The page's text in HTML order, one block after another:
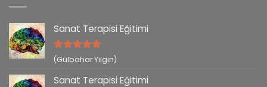
Sanat Terapisi Eğitimi
5 üzerinden
(Gülbahar Yılgın)
Sanat Terapisi Eğitimi